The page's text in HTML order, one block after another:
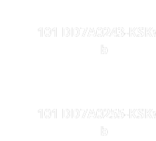
101 DD7A0243-
b
101 DD7A0255-
b